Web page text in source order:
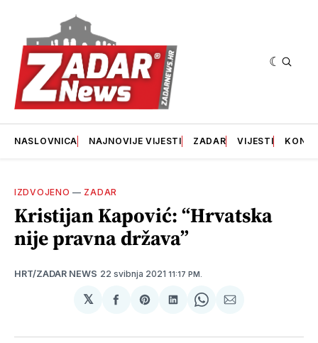
NASLOVNICA NAJNOVIJE VIJESTI ZADAR VIJESTI
IZDVOJENO — ZADAR
Kristijan Kapović: “Hrvatska
nije pravna država”
HRT/ZADAR NEWS 22 svibnja 2021 11:17 PM.
𝕏
podijeliSharepodijeliSharepodijeli